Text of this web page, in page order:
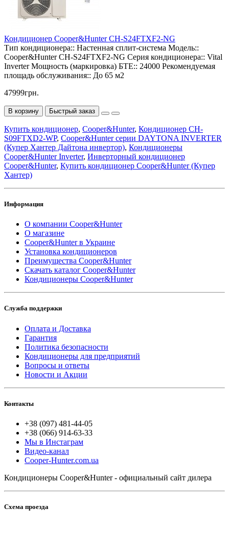
Кондиционер Cooper&Hunter CH-S24FTXF2-NG
Тип кондиционера:: Настенная сплит-система Модель::
Cooper&Hunter CH-S24FTXF2-NG Серия кондиционера:: Vital
Inverter Мощность (маркировка) БТЕ:: 24000 Рекомендуемая
площадь обслуживания:: До 65 м2
47999грн.
В корзину Быстрый заказ
Купить кондиционер, Cooper&Hunter, Кондиционер CH-
S09FTXD2-WP, Cooper&Hunter серии DAYTONA INVERTER
(Купер Хантер Дайтона инвертор), Кондиционеры
Cooper&Hunter Inverter, Инверторный кондиционер
Cooper&Hunter, Купить кондиционер Cooper&Hunter (Купер
Хантер)
Информация
О компании Cooper&Hunter
О магазине
Cooper&Hunter в Украине
Установка кондиционеров
Преимущества Cooper&Hunter
Скачать каталог Cooper&Hunter
Кондиционеры Cooper&Hunter
Служба поддержки
Оплата и Доставка
Гарантия
Политика безопасности
Кондиционеры для предприятий
Вопросы и ответы
Новости и Акции
Контакты
+38 (097) 481-44-05
+38 (066) 914-63-33
Мы в Инстаграм
Видео-канал
Cooper-Hunter.com.ua
Кондиционеры Cooper&Hunter - официальный сайт дилера
Схема проезда